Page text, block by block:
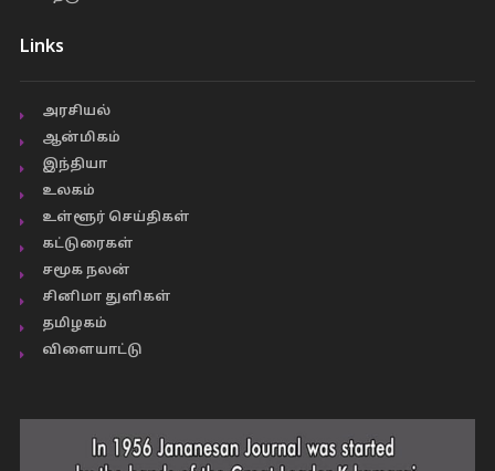
Links
அரசியல்
ஆன்மிகம்
இந்தியா
உலகம்
உள்ளூர் செய்திகள்
கட்டுரைகள்
சமூக நலன்
சினிமா துளிகள்
தமிழகம்
விளையாட்டு